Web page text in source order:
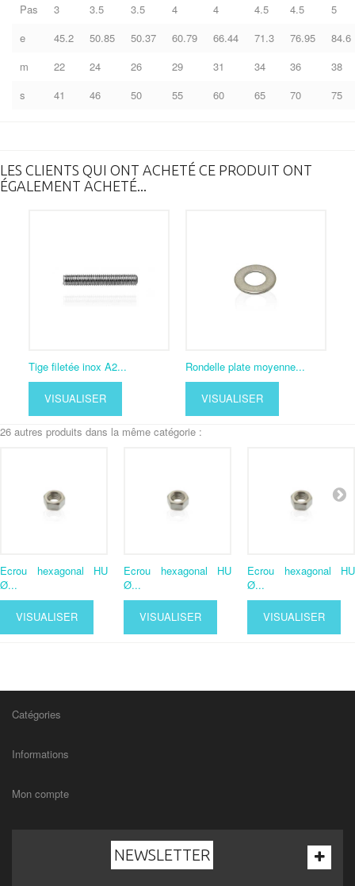
Pas
3 3.5 3.5 4 4 4.5 4.5
5
e
45.2 50.85 50.37 60.79 66.44 71.3 76.95
84.6
m
22 24 26 29 31 34 36
38
s
41 46 50 55 60 65 70 75
LES CLIENTS QUI ONT ACHETÉ CE PRODUIT ONT
ÉGALEMENT ACHETÉ...
Tige filetée inox A2...
VISUALISER
Rondelle plate moyenne...
VISUALISER
26 autres produits dans la même catégorie :
Ecrou hexagonal HU
Ø...
VISUALISER
Ecrou hexagonal HU
Ø...
VISUALISER
Ecrou hexagonal HU
Ø...
VISUALISER
Catégories
Informations
Mon compte
NEWSLETTER